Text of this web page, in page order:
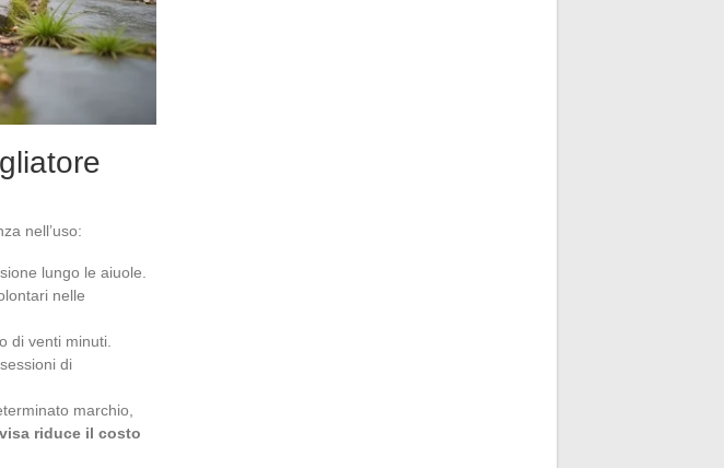
nell’uso:
lungo le aiuole.
nelle
di venti minuti.
di
marchio,
riduce il costo